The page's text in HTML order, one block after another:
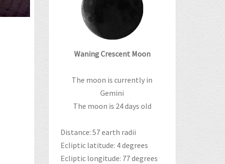
Waning Crescent Moon
The moon is currently in
Gemini
The moon is 24 days old
Distance: 57 earth radii
Ecliptic latitude: 4 degrees
Ecliptic longitude: 77 degrees